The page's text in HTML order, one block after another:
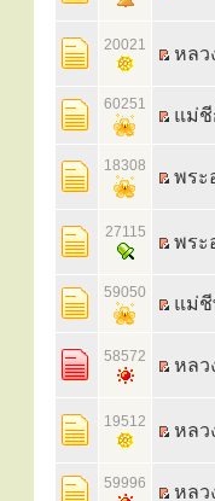
20021 หลว
60251
แม่ชี
18308
พระ
27115 พระ
59050
แม่ชี
58572 หลว
19512 หลว
59996 หลว